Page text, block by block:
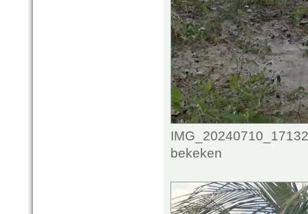
bekeken